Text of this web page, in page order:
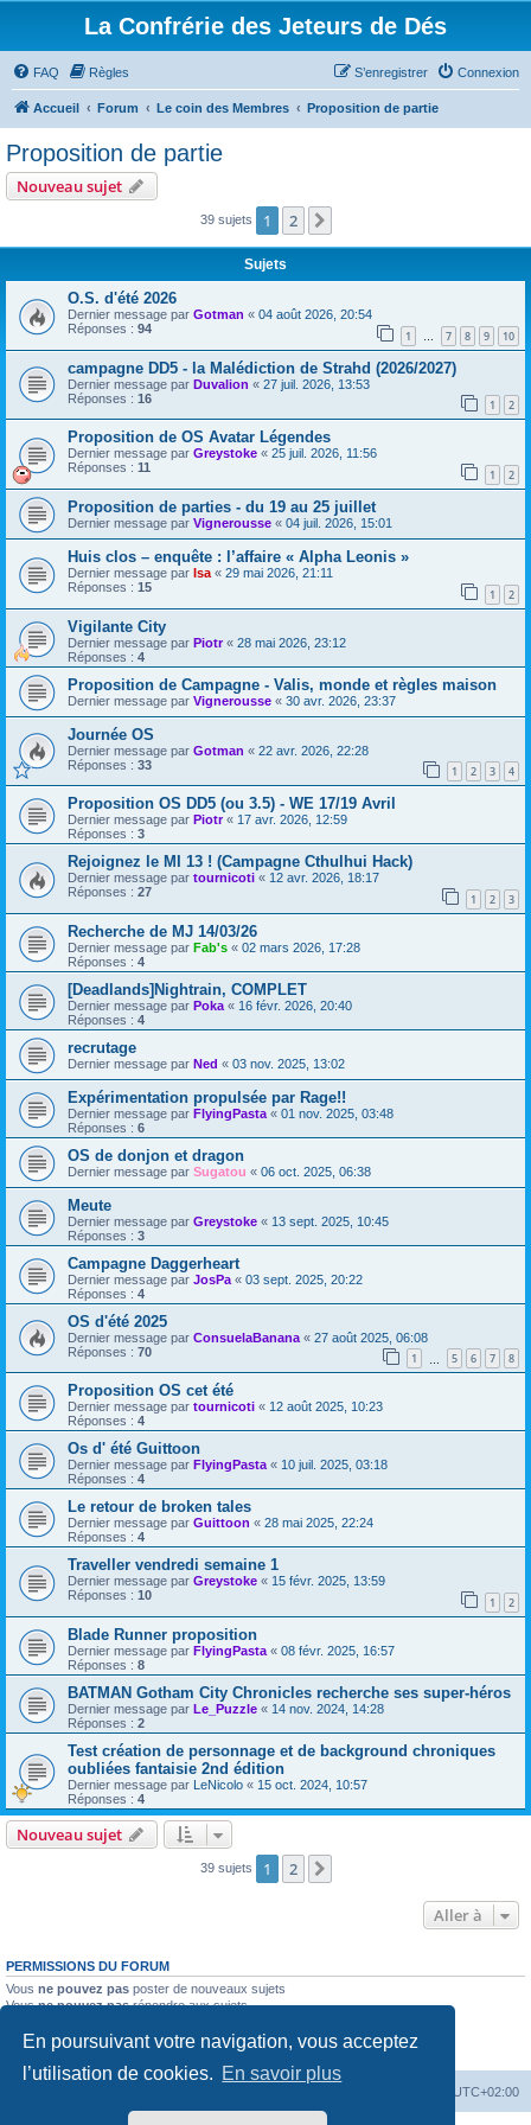
En poursuivant votre navigation, vous acceptez
l’utilisation de cookies. En savoir plus
La Confrérie des Jeteurs de Dés
FAQ Règles Connexion
S’enregistrer
Accueil Forum Le coin des Membres Proposition de partie
Proposition de partie
Nouveau sujet
39 sujets 1 2
Sujets
O.S. d'été 2026
Dernier message par Gotman « 04 août 2026, 20:54
Réponses : 94 1 … 7 8 9 10
campagne DD5 - la Malédiction de Strahd (2026/2027)
Dernier message par Duvalion « 27 juil. 2026, 13:53
Réponses : 16 1 2
Proposition de OS Avatar Légendes
Dernier message par Greystoke « 25 juil. 2026, 11:56
Réponses : 11 1 2
Proposition de parties - du 19 au 25 juillet
Dernier message par Vignerousse « 04 juil. 2026, 15:01
Huis clos – enquête : l’affaire « Alpha Leonis »
Dernier message par Isa « 29 mai 2026, 21:11
Réponses : 15 1 2
Vigilante City
Dernier message par Piotr« 28 mai 2026, 23:12
Réponses : 4
Proposition de Campagne - Valis, monde et règles maison
Dernier message par Vignerousse « 30 avr. 2026, 23:37
Journée OS
Dernier message par Gotman « 22 avr. 2026, 22:28
Réponses : 33 1 2 3 4
Proposition OS DD5 (ou 3.5) - WE 17/19 Avril
Dernier message par Piotr« 17 avr. 2026, 12:59
Réponses : 3
Rejoignez le MI 13 ! (Campagne Cthulhui Hack)
Dernier message par tournicoti « 12 avr. 2026, 18:17
Réponses : 27 1 2 3
Recherche de MJ 14/03/26
Dernier message par Fab's « 02 mars 2026, 17:28
Réponses : 4
[Deadlands]Nightrain, COMPLET
Dernier message par Poka « 16 févr. 2026, 20:40
Réponses : 4
recrutage
Dernier message par Ned « 03 nov. 2025, 13:02
Expérimentation propulsée par Rage!!
Dernier message par FlyingPasta « 01 nov. 2025, 03:48
Réponses : 6
OS de donjon et dragon
Dernier message par Sugatou « 06 oct. 2025, 06:38
Meute
Dernier message par Greystoke « 13 sept. 2025, 10:45
Réponses : 3
Campagne Daggerheart
Dernier message par JosPa « 03 sept. 2025, 20:22
Réponses : 4
OS d'été 2025
Dernier message par ConsuelaBanana « 27 août 2025, 06:08
Réponses : 70 1 5 6 7 8
Proposition OS cet été
Dernier message par tournicoti « 12 août 2025, 10:23
Réponses : 4
Os d' été Guittoon
Dernier message par FlyingPasta« 10 juil. 2025, 03:18
Réponses : 4
Le retour de broken tales
Dernier message par Guittoon « 28 mai 2025, 22:24
Réponses : 4
Traveller vendredi semaine 1
Dernier message par Greystoke « 15 févr. 2025, 13:59
Réponses : 10 1 2
Blade Runner proposition
Dernier message par FlyingPasta « 08 févr. 2025, 16:57
Réponses : 8
BATMAN Gotham City Chronicles recherche ses super-héros
Dernier message par Le_Puzzle « 14 nov. 2024, 14:28
Réponses : 2
Test création de personnage et de background chroniques
oubliées fantaisie 2nd édition
Dernier message par LeNicolo « 15 oct. 2024, 10:57
Réponses : 4
Nouveau sujet
39 sujets 1 2
Aller à
PERMISSIONS DU FORUM
Vous ne pouvez pas poster de nouveaux sujets
Vousne pouvez pasrépondre aux sujets
Vousne pouvez passupprimer vos messages
ne pouvez pas joindre des fichiers
UTC+02:00